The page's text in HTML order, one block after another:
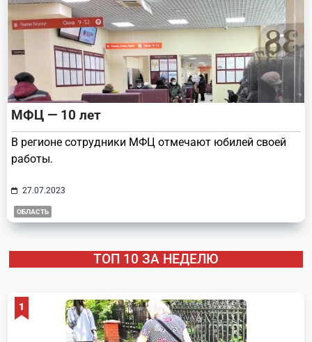
МФЦ — 10 лет
В регионе сотрудники МФЦ отмечают юбилей своей
работы.
27.07.2023
ОБЛАСТЬ
ТОП 10 ЗА НЕДЕЛЮ